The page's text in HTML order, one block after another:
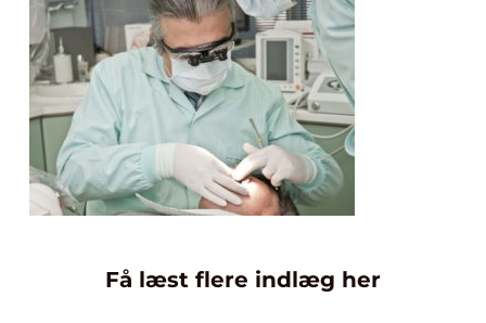
Få læst flere indlæg her